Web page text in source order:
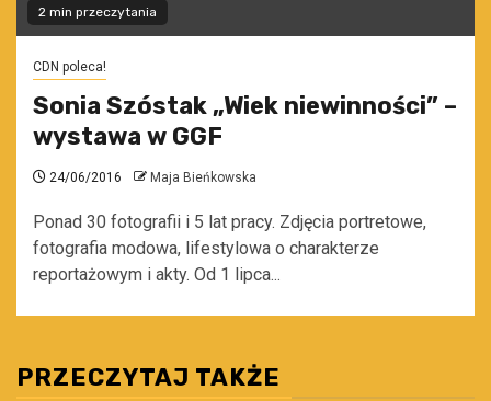
2 min przeczytania
CDN poleca!
Sonia Szóstak „Wiek niewinności” –
wystawa w GGF
24/06/2016 Maja Bieńkowska
Ponad 30 fotografii i 5 lat pracy. Zdjęcia portretowe,
fotografia modowa, lifestylowa o charakterze
reportażowym i akty. Od 1 lipca...
PRZECZYTAJ TAKŻE